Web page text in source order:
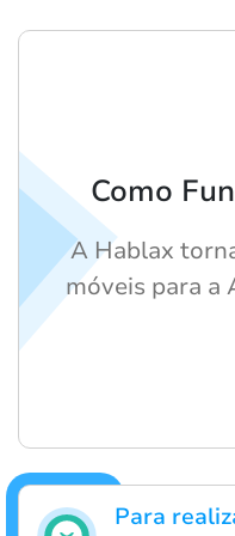
Para
Como
A Hablax
móveis para a